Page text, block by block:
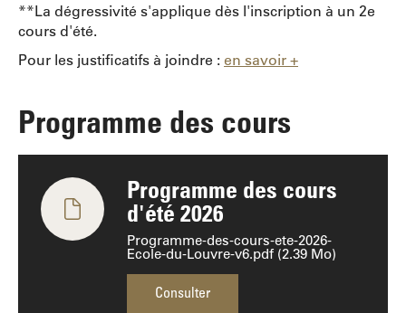
**La dégressivité s'applique dès l'inscription à un 2e
cours d'été.
Pour les justificatifs à joindre : en savoir +
Programme des cours
Programme des cours
d'été 2026
Programme-des-cours-ete-2026-
Ecole-du-Louvre-v6.pdf (2.39 Mo)
Consulter